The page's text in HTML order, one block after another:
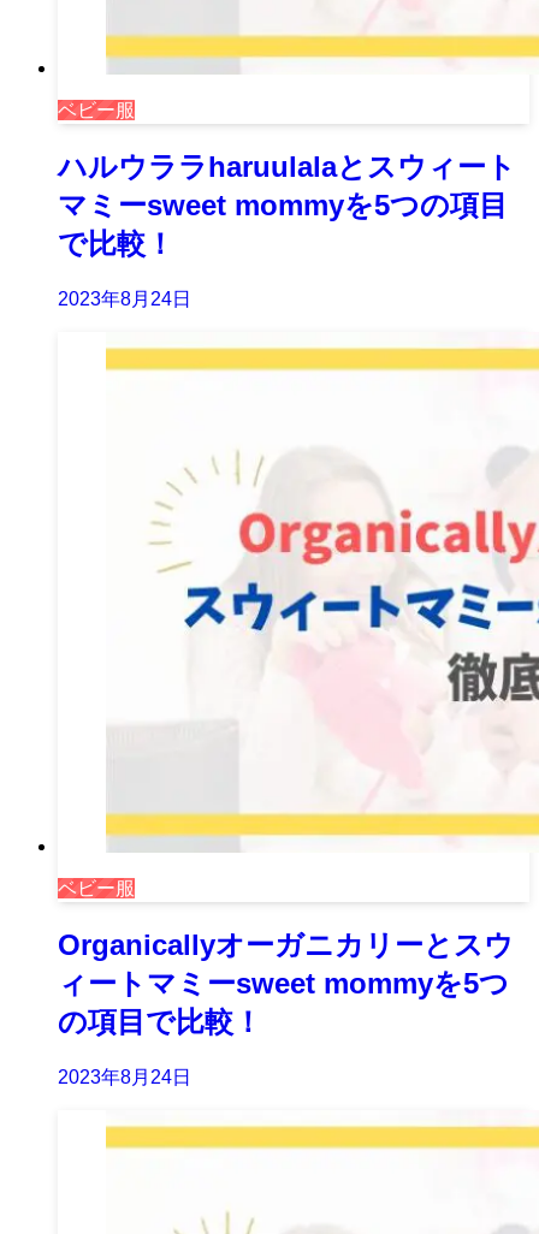
ベビー服
ハルウララharuulalaとスウィート
マミーsweet mommyを5つの項目
で比較！
2023年8月24日
ベビー服
Organicallyオーガニカリーとスウ
ィートマミーsweet mommyを5つ
の項目で比較！
2023年8月24日